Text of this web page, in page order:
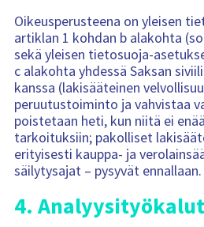
Oikeusperusteena on yleisen
artiklan 1 kohdan b alakohta
sekä yleisen tietosuoja-
c alakohta yhdessä Saksan
kanssa (lakisääteinen
peruutustoiminto ja vahvistaa
poistetaan heti, kun niitä ei
tarkoituksiin; pakolliset
erityisesti kauppa- ja
säilytysajat – pysyvät ennallaan.
4.